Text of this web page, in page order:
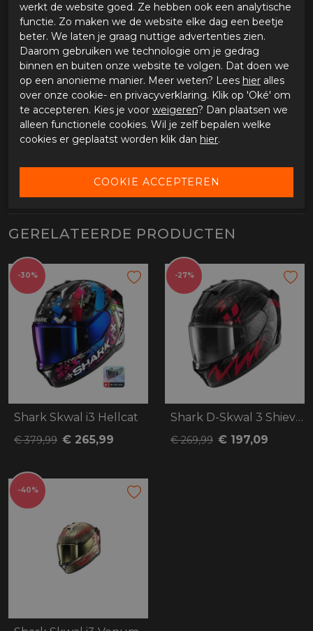
OMSCHRIJVING SHARK SKWAL CUP SPEED-
FANCY
Shark Skwal Cup Speed-Fancy
SPECIFICATIES SHARK SKWAL CUP SPEED-
FANCY
Merk
Shark
Leveranciercode
HE6515EKASL
Kleur
zwart/antraciet/zilver
Materiaal buitenkant
Polycarbonaat
Bestelcode
ci3980349
GERELATEERDE PRODUCTEN
-30%
Shark Skwal i3 Hellcat
€ 379,99 € 265,99
-27%
Shark D-Skwal 3 Shiever
€ 269,99 € 197,09
-40%
werkt de website goed. Ze hebben ook een analytische
functie. Zo maken we de website elke dag een beetje
beter. We laten je graag nuttige advertenties zien.
Daarom gebruiken we technologie om je gedrag
binnen en buiten onze website te volgen. Dat doen we
op een anonieme manier. Meer weten? Lees hier alles
over onze cookie- en privacyverklaring. Klik op 'Oké' om
te accepteren. Kies je voor weigeren? Dan plaatsen we
alleen functionele cookies. Wil je zelf bepalen welke
cookies er geplaatst worden klik dan hier.